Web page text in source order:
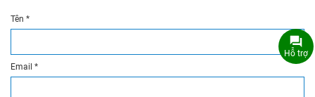
Tên *
Email *
Hỗ trợ